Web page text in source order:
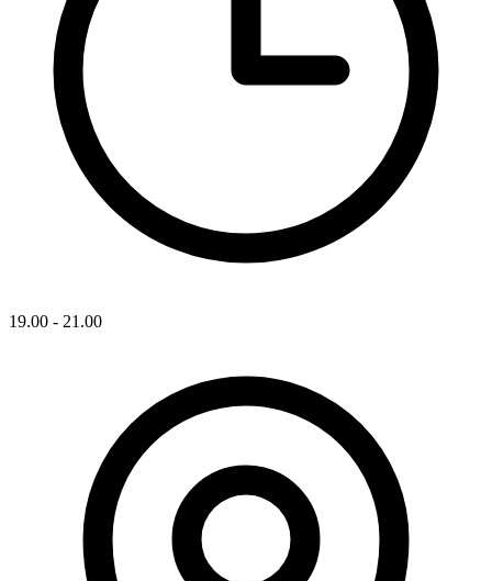
19.00 - 21.00